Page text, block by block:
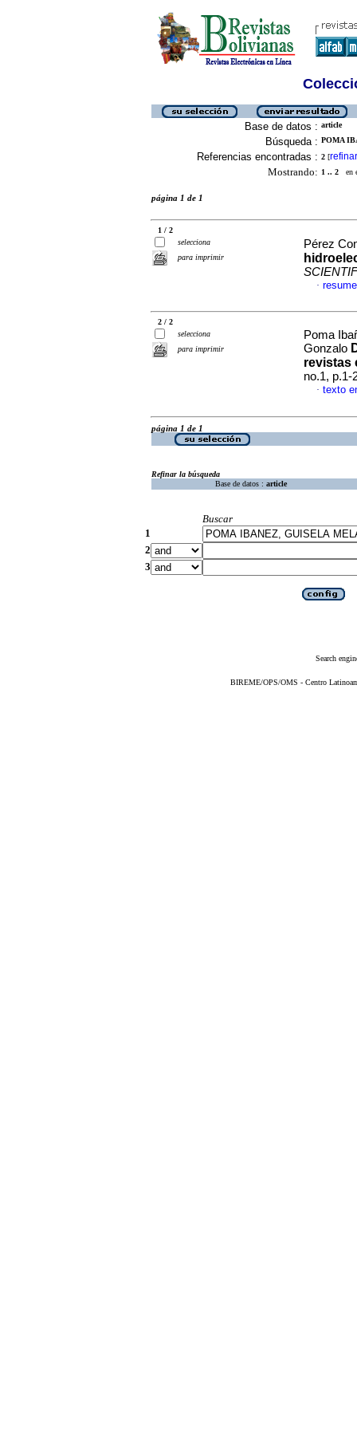
Base de datos : article
Búsqueda : POMA
Referencias encontradas : 2 [refinar
Mostrando: 1 .. 2 en
página 1 de 1
1 / 2
selecciona
para imprimir
Pérez
·
2 / 2
selecciona
para imprimir
Poma
Gonzalo
revistas
no.1, p.1-
· texto
página 1 de 1
Refinar la búsqueda
Base de datos : article
Buscar
1
2
3
Search
BIREME/OPS/OMS - Centro